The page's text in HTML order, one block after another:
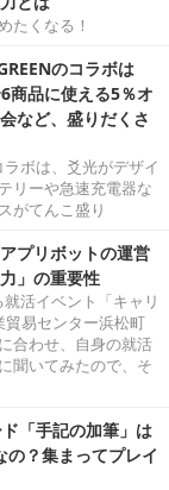
たくなる！
のコラボは
商品に使える5％オ
など、盛りだくさ
ボは、爻光がデザイ
リーや急速充電器な
がてんこ盛り
プリボットの運営
」の重要性
活イベント「キャリ
易センター浜松町
合わせ、自身の就活
聞いてみたので、そ
「手記の加筆」は
？集まってプレイ